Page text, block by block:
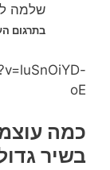
שלמה
בתרגום
oE
כמה
בשיר